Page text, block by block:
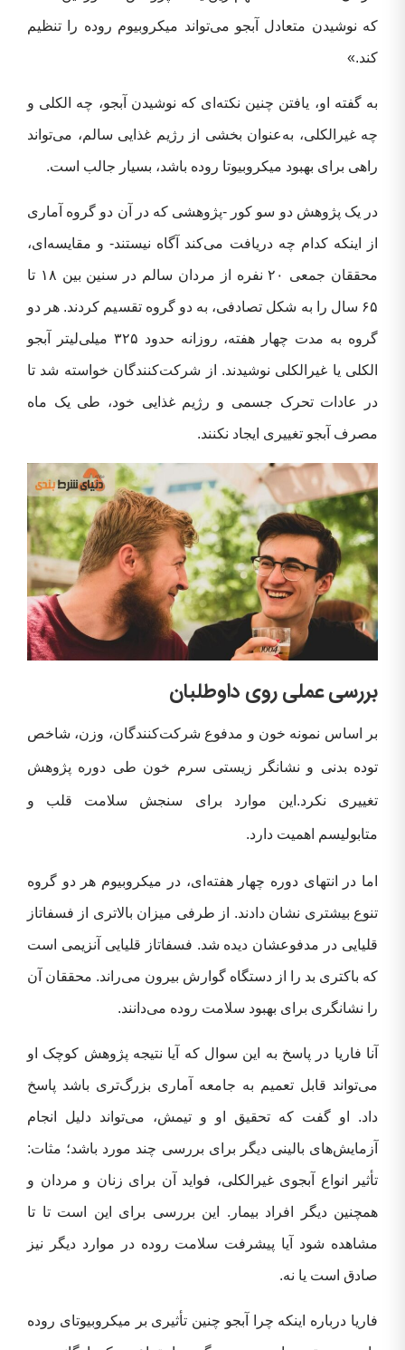
که نوشیدن متعادل آبجو می‌تواند میکروبیوم روده را تنظیم
کند.»
به گفته او، یافتن چنین نکته‌ای که نوشیدن آبجو، چه الکلی و
چه غیرالکلی، به‌عنوان بخشی از رژیم غذایی سالم، می‌تواند
راهی برای بهبود میکروبیوتا روده باشد، بسیار جالب است.
در یک پژوهش دو سو کور -پژوهشی که در آن دو گروه آماری
از اینکه کدام چه دریافت می‌کند آگاه نیستند- و مقایسه‌ای،
محققان جمعی ۲۰ نفره از مردان سالم در سنین بین ۱۸ تا
۶۵ سال را به‌ شکل تصادفی، به دو گروه تقسیم کردند. هر دو
گروه به‌ مدت چهار هفته، روزانه حدود ۳۲۵ میلی‌لیتر آبجو
الکلی یا غیرالکلی نوشیدند. از شرکت‌کنندگان خواسته شد تا
در عادات تحرک جسمی و رژیم غذایی خود، طی یک ماه
مصرف آبجو تغییری ایجاد نکنند.
بررسی عملی روی داوطلبان
بر اساس نمونه خون و مدفوع شرکت‌کنندگان، وزن، شاخص
توده بدنی و نشانگر زیستی سرم خون طی دوره پژوهش
تغییری نکرد. این موارد برای سنجش سلامت قلب و
متابولیسم اهمیت دارد.
اما در انتهای دوره چهار هفته‌ای، در میکروبیوم هر دو گروه
تنوع بیشتری نشان دادند. از طرفی میزان بالاتری از فسفاتاز
قلیایی در مدفوعشان دیده شد. فسفاتاز قلیایی آنزیمی است
که باکتری بد را از دستگاه گوارش بیرون می‌راند. محققان آن
را نشانگری برای بهبود سلامت روده می‌دانند.
آنا فاریا در پاسخ به این سوال که آیا نتیجه پژوهش کوچک او
می‌تواند قابل تعمیم به جامعه آماری بزرگ‌تری باشد پاسخ
داد. او گفت که تحقیق او و تیمش، می‌تواند دلیل انجام
آزمایش‌های بالینی دیگر برای بررسی چند مورد باشد؛ مثات:
تأثیر انواع آبجوی غیرالکلی، فواید آن برای زنان و مردان و
همچنین دیگر افراد بیمار. این بررسی برای این است تا تا
مشاهده شود آیا پیشرفت سلامت روده در موارد دیگر نیز
صادق است یا نه.
فاریا درباره اینکه چرا آبجو چنین تأثیری بر میکروبیوتای روده